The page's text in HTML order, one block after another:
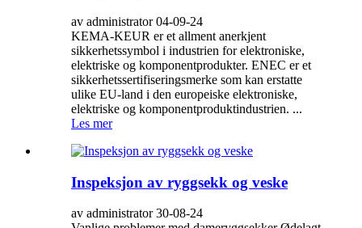
av administrator 04-09-24
KEMA-KEUR er et allment anerkjent
sikkerhetssymbol i industrien for elektroniske,
elektriske og komponentprodukter. ENEC er et
sikkerhetssertifiseringsmerke som kan erstatte
ulike EU-land i den europeiske elektroniske,
elektriske og komponentproduktindustrien. ...
Les mer
Inspeksjon av ryggsekk og veske
av administrator 30-08-24